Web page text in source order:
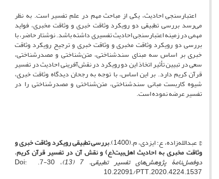
اعتبارسنجی احادیث، یکی از مباحث مهم در علم تفسیر است. به نظر
می‌رسد بررسی تطبیقی دو رویکرد وثاقت خبری و وثاقت مخبری، فواید
مهمی در زمینه اعتبارسنجی احادیث تفسیری داشته باشد. نوشتار حاضر، با
بررسی دو رویکرد وثاقت مخبری و وثاقت خبری و ترجیح رویکرد وثاقت
خبری بر اساس سه مبنای سندشناختی، متن‌شناختی و مصدرشناختی،
سعی در تبیین تأثیر اتخاذ این دو رویکرد در نقش‌آفرینی احادیث در تفسیر
قرآن کریم دارد. بر این اساس، با توجه به رجحان دیدگاه وثاقت خبری،
شیوه کاربست مبانی سندشناختی، متن‌شناختی و مصدرشناختی را در
تفسیر عرضه نموده است.
© عبدالله‌زاده، ع؛ ایزدی، م.(1400). بررسی تطبیقی رویکرد وثاقت خبری و
وثاقت مخبری به احادیث اهل‌بیت(ع) و نقش آن در تفسیر قرآن کریم،
دوفصل‌نامۀ پژوهش‌های تفسیر تطبیقی. 7 (13) ، 30-7. Doi:
10.22091/PTT.2020.4224.1537